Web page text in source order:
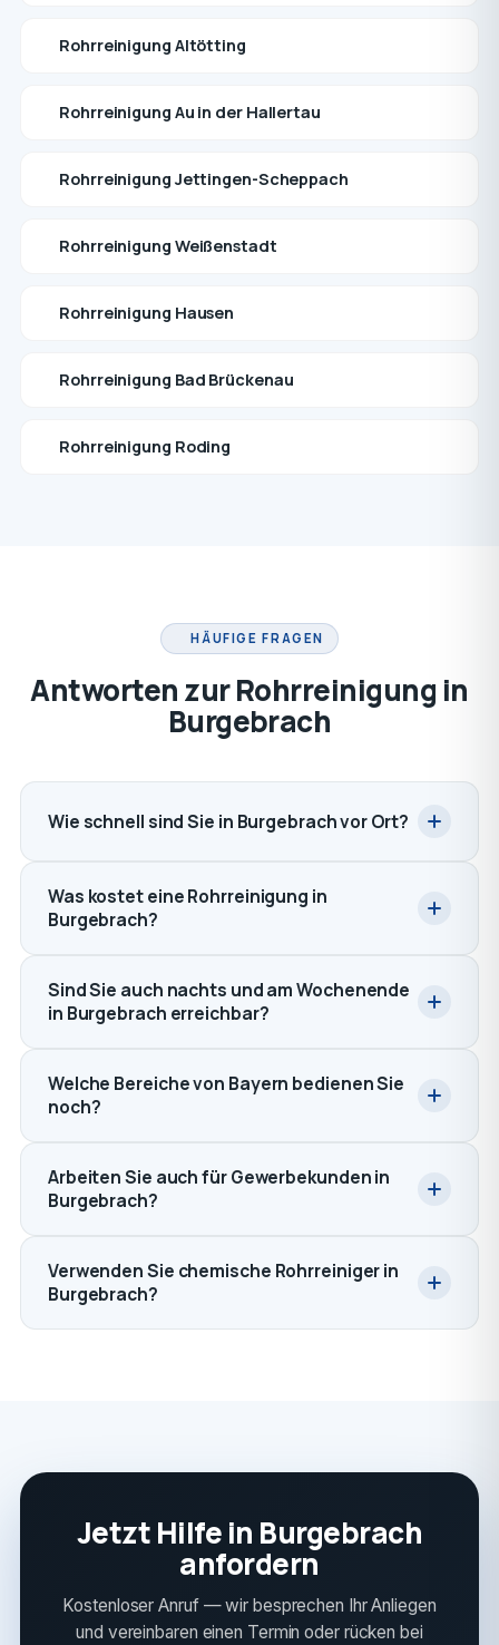
Rohrreinigung Altötting
Rohrreinigung Au in der Hallertau
Rohrreinigung Jettingen-Scheppach
Rohrreinigung Weißenstadt
Rohrreinigung Hausen
Rohrreinigung Bad Brückenau
Rohrreinigung Roding
HÄUFIGE FRAGEN
Antworten zur Rohrreinigung in
Burgebrach
Wie schnell sind Sie in Burgebrach vor Ort?
Was kostet eine Rohrreinigung in
Burgebrach?
Sind Sie auch nachts und am Wochenende
in Burgebrach erreichbar?
Welche Bereiche von Bayern bedienen Sie
noch?
Arbeiten Sie auch für Gewerbekunden in
Burgebrach?
Verwenden Sie chemische Rohrreiniger in
Burgebrach?
Jetzt Hilfe in Burgebrach
anfordern
Kostenloser Anruf — wir besprechen Ihr Anliegen
und vereinbaren einen Termin oder rücken bei